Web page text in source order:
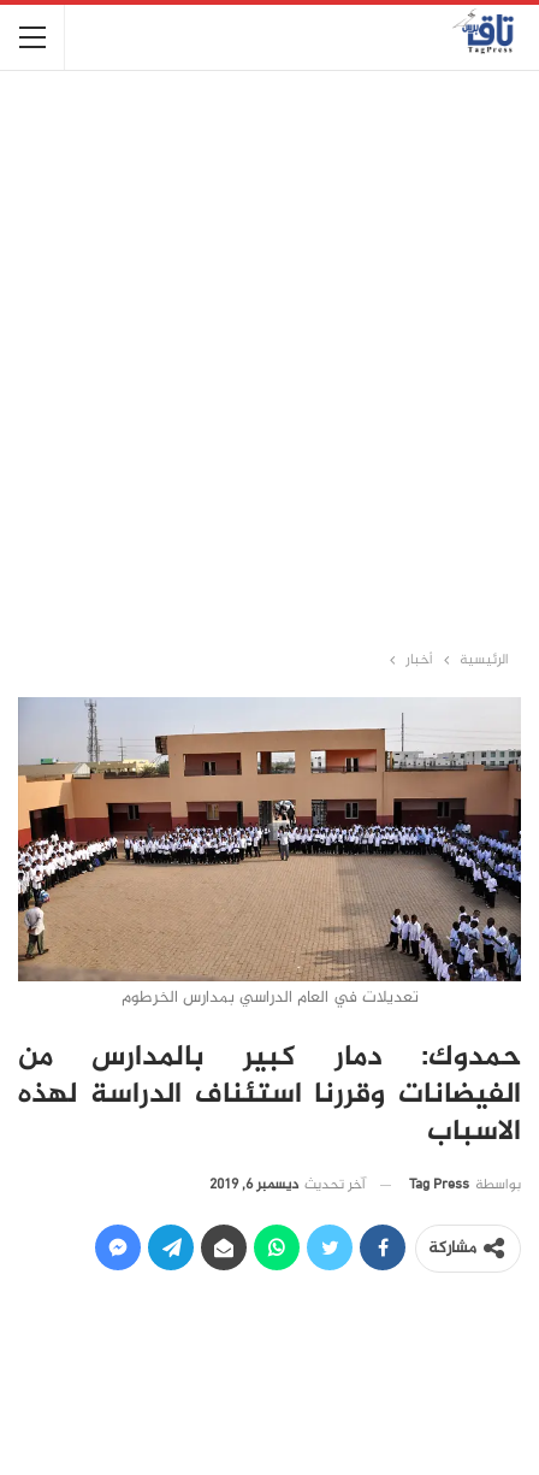
الرئيسية أخبار
تعديلات في العام الدراسي بمدارس الخرطوم
حمدوك: دمار كبير بالمدارس من
الفيضانات وقررنا استئناف الدراسة لهذه
الاسباب
بواسطة Tag Press آخر تحديث ديسمبر 6, 2019
مشاركة